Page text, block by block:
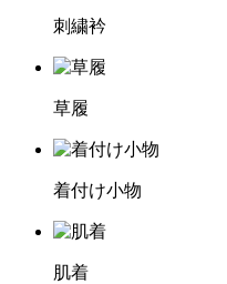
刺繍衿
草履
着付け小物
肌着